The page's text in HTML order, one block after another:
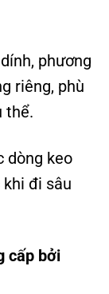
phương
riêng, phù
thể.
dòng keo
đi sâu
cấp bởi